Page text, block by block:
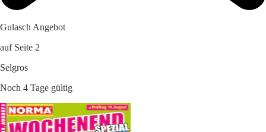
Gulasch Angebot
auf Seite 2
Selgros
Noch 4 Tage gültig